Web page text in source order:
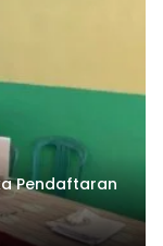
Pendaftaran